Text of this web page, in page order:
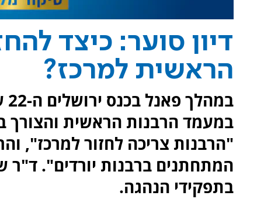
דיון סוער: כיצד
הראשית למרכז?
במעמד הרבנות הראשית והצורך
"הרבנות צריכה לחזור למרכז",
המתחתנים ברבנות יורדים".
בתפקידי הנהגה.